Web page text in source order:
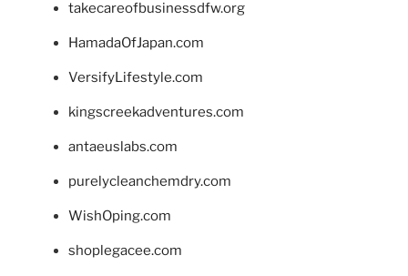
takecareofbusinessdfw.org
HamadaOfJapan.com
VersifyLifestyle.com
kingscreekadventures.com
antaeuslabs.com
purelycleanchemdry.com
WishOping.com
shoplegacee.com